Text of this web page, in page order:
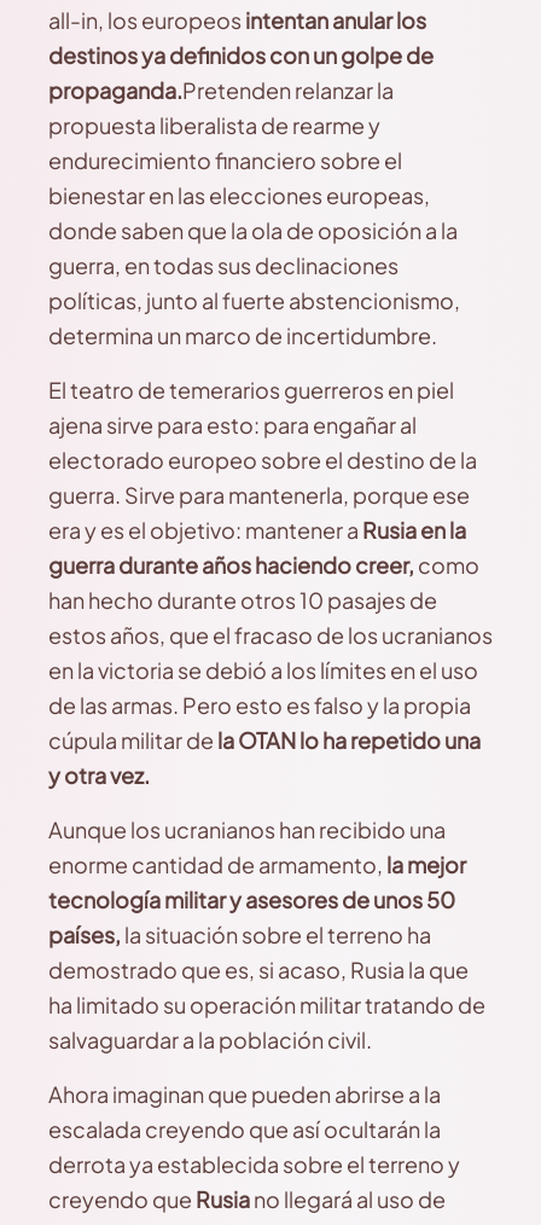
all-in, los europeosintentan anular los
destinos ya definidos con un golpe de
propaganda.Pretenden relanzar la
propuesta liberalista de rearme y
endurecimiento financiero sobre el
bienestar en las elecciones europeas,
donde saben que la ola de oposición a la
guerra, en todas sus declinaciones
políticas, junto al fuerte abstencionismo,
determina un marco de incertidumbre.
El teatro de temerarios guerreros en piel
ajena sirve para esto: para engañar al
electorado europeo sobre el destino de la
guerra. Sirve para mantenerla, porque ese
era y es el objetivo: mantener a Rusia en la
guerra durante años haciendo creer, como
han hecho durante otros 10 pasajes de
estos años, que el fracaso de los ucranianos
en la victoria se debió a los límites en el uso
de las armas. Pero esto es falso y la propia
cúpula militar de la OTAN lo ha repetido una
y otra vez.
Aunque los ucranianos han recibido una
enorme cantidad de armamento, la mejor
tecnología militar y asesores de unos 50
países, la situación sobre el terreno ha
demostrado que es, si acaso, Rusia la que
ha limitado su operación militar tratando de
salvaguardar a la población civil.
Ahora imaginan que pueden abrirse a la
escalada creyendo que así ocultarán la
derrota ya establecida sobre el terreno y
creyendo que Rusiano llegará al uso de